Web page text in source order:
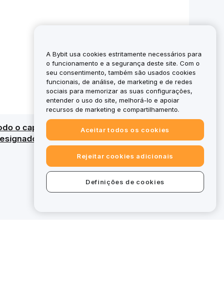
o capital. Para uma visão geral detalhada,
certas ofertas na bybit.eu
A Bybit usa cookies estritamente necessários para
o funcionamento e a segurança deste site. Com o
seu consentimento, também são usados cookies
funcionais, de análise, de marketing e de redes
sociais para memorizar as suas configurações,
entender o uso do site, melhorá-lo e apoiar
recursos de marketing e compartilhamento.
Aceitar todos os cookies
Rejeitar cookies adicionais
Definições de cookies